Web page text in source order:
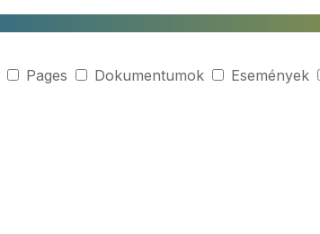
Pages Dokumentumok Események